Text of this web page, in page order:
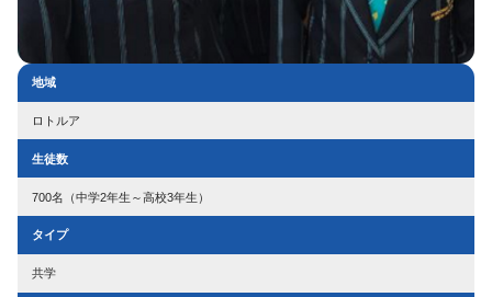
地域
ロトルア
生徒数
700名（中学2年生～高校3年生）
タイプ
共学